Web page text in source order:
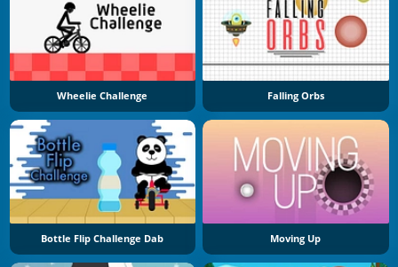
Wheelie Challenge Falling Orbs
Bottle Flip Challenge Dab Moving Up